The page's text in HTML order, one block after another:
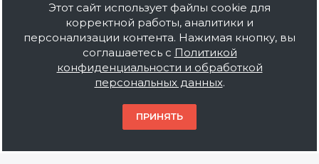
2026 © ООО Баустов. Собственное
производство лакокрасочной продукции,
оптовая и розничная продажа строительных
материалов, комплектация объектов под ключ.
Информация на сайте носит ознакомительный
характер и не является публичной офертой.
Этот сайт использует файлы cookie для
корректной работы, аналитики и
персонализации контента. Нажимая кнопку, вы
соглашаетесь с Политикой
конфиденциальности и обработкой
персональных данных.
ПРИНЯТЬ